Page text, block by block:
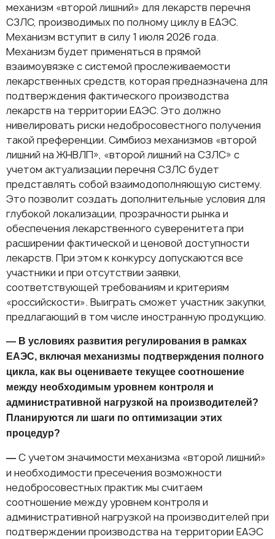
механизм «второй лишний» для лекарств перечня
СЗЛС, производимых по полному циклу в ЕАЭС.
Механизм вступит в силу 1 июля 2026 года.
Механизм будет применяться в прямой
взаимоувязке с системой прослеживаемости
лекарственных средств, которая предназначена для
подтверждения фактического производства
лекарств на территории ЕАЭС. Это должно
нивелировать риски недобросовестного получения
такой преференции. Симбиоз механизмов «второй
лишний на ЖНВЛП», «второй лишний на СЗЛС» с
учетом актуализации перечня СЗЛС будет
представлять собой взаимодополняющую систему.
Это позволит создать дополнительные условия для
глубокой локализации, прозрачности рынка и
обеспечения лекарственного суверенитета при
расширении фактической и ценовой доступности
лекарств. При этом к конкурсу допускаются все
участники и при отсутствии заявки,
соответствующей требованиям и критериям
«российскости». Выиграть сможет участник закупки,
предлагающий в том числе иностранную продукцию.
— В условиях развития регулирования в рамках
ЕАЭС, включая механизмы подтверждения полного
цикла, как вы оцениваете текущее соотношение
между необходимым уровнем контроля и
административной нагрузкой на производителей?
Планируются ли шаги по оптимизации этих
процедур?
— С учетом значимости механизма «второй лишний»
и необходимости пресечения возможности
недобросовестных практик мы считаем
соотношение между уровнем контроля и
административной нагрузкой на производителей при
подтверждении производства на территории ЕАЭС